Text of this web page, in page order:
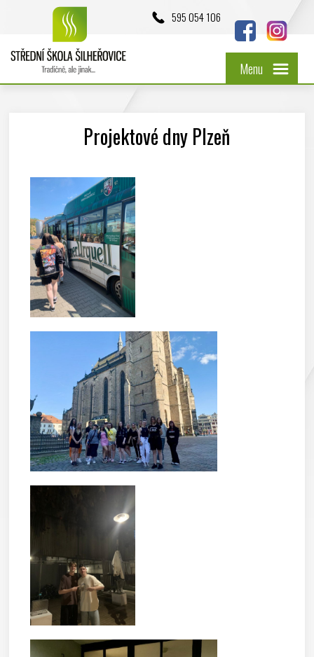
595 054 106
Menu
Projektové dny Plzeň